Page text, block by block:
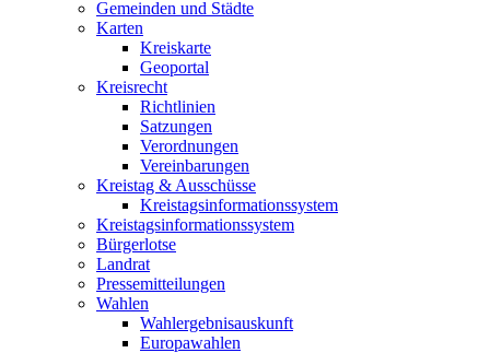
Gemeinden und Städte
Karten
Kreiskarte
Geoportal
Kreisrecht
Richtlinien
Satzungen
Verordnungen
Vereinbarungen
Kreistag & Ausschüsse
Kreistagsinformationssystem
Kreistagsinformationssystem
Bürgerlotse
Landrat
Pressemitteilungen
Wahlen
Wahlergebnisauskunft
Europawahlen